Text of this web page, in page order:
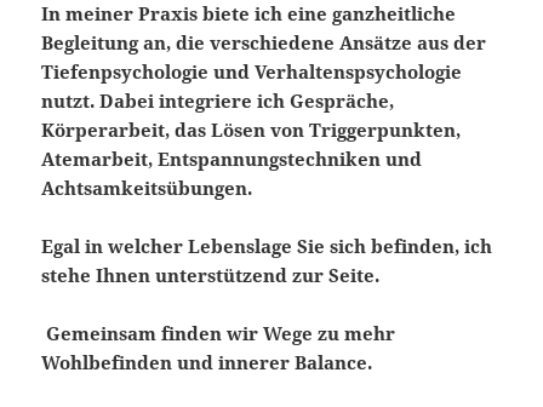
In meiner Praxis biete ich eine ganzheitliche
Begleitung an, die verschiedene Ansätze aus der
Tiefenpsychologie und Verhaltenspsychologie
nutzt. Dabei integriere ich Gespräche,
Körperarbeit, das Lösen von Triggerpunkten,
Atemarbeit, Entspannungstechniken und
Achtsamkeitsübungen.
Egal in welcher Lebenslage Sie sich befinden, ich
stehe Ihnen unterstützend zur Seite.
Gemeinsam finden wir Wege zu mehr
Wohlbefinden und innerer Balance.